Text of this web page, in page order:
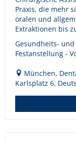
Praxis, die mehr
oralen und
Extraktionen bis
Gesundheits-
Festanstellung -
München,
Karlsplatz 6,